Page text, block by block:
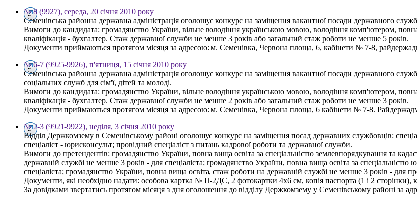
№ 8 (9927), середа, 20 січня 2010 року
Семенівська районна державна адміністрація оголошує конкурс на заміщення вакантної посади державного
Вимоги до кандидата: громадянство України, вільне володіння українською мовою, володіння комп'ютером, повна
кваліфікація - бухгалтер. Стаж державної служби не менше 3 років або загальний стаж роботи не менше 5 років.
Документи приймаються протягом місяця за адресою: м. Семенівка, Червона площа, 6, кабінети № 7-8,
№ 6-7 (9925-9926), п'ятниця, 15 січня 2010 року
Семенівська районна державна адміністрація оголошує конкурс на заміщення вакантної посади державного
соціальних служб для сім'ї, дітей та молоді.
Вимоги до кандидата: громадянство України, вільне володіння українською мовою, володіння комп'ютером, повна
кваліфікація - бухгалтер. Стаж державної служби не менше 2 років або загальний стаж роботи не менше 3 років.
Документи приймаються протягом місяця за адресою: м. Семенівка, Червона площа, 6 кабінети № 7-8.
№ 2-3 (9921-9922), неділя, 3 січня 2010 року
Відділ Держкомзему в Семенівському районі оголошує конкурс на заміщення посад державних службовців:
спеціаліст - юрисконсульт; провідний спеціаліст з питань кадрової роботи та державної служби.
Вимоги до претендентів: громадянство України, повна вища освіта за спеціальністю землевпорядкування та
державній службі не менше 3 років - для спеціаліста; громадянство України, повна вища освіта за
спеціаліста; громадянство України, повна вища освіта, стаж роботи на державній службі не менше 3 років - для
Документи, які необхідно надати: особова картка № П-2ДС, 2 фотокартки 4х6 см, копія паспорта (1 і 2 сторінки),
За довідками звертатись протягом місяця з дня оголошення до відділу Держкомзему у Семенівському районі за